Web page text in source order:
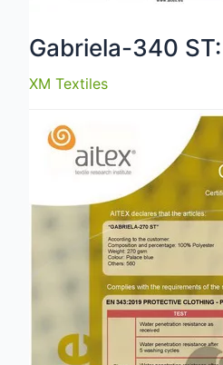
Gabriela-340
XM Textiles